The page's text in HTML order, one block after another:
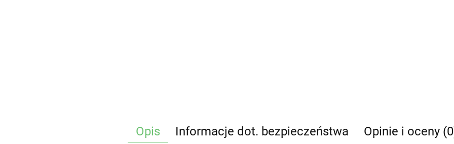
Opis Informacje dot. bezpieczeństwa Opinie i oceny